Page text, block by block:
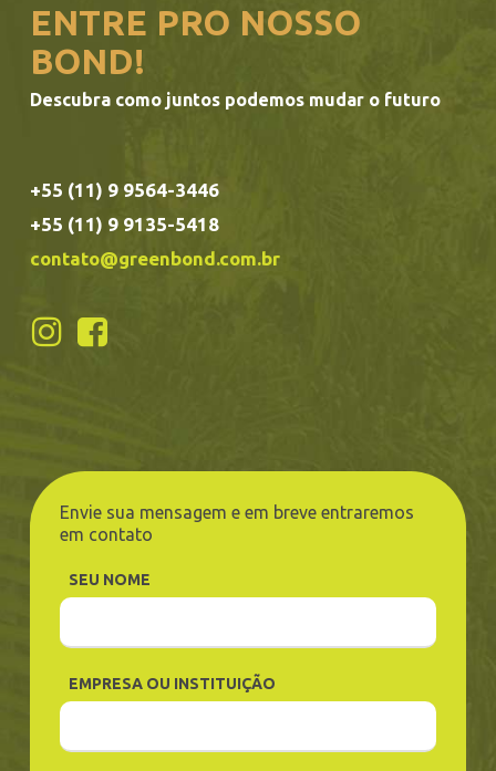
ENTRE PRO NOSSO
BOND!
Descubra como juntos podemos mudar o futuro
+55 (11) 9 9564-3446
+55 (11) 9 9135-5418
contato@greenbond.com.br
Envie sua mensagem e em breve entraremos
em contato
SEU NOME
EMPRESA OU INSTITUIÇÃO